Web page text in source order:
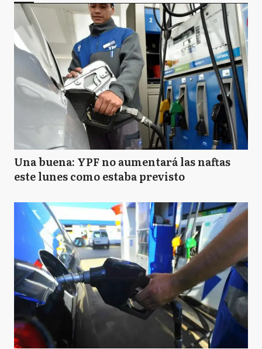
Una buena: YPF no aumentará las naftas
este lunes como estaba previsto